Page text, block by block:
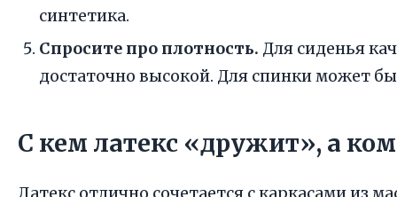
синтетика.
Спросите про плотность. Для сиденья
достаточно высокой. Для спинки может
С кем латекс «дружит», а